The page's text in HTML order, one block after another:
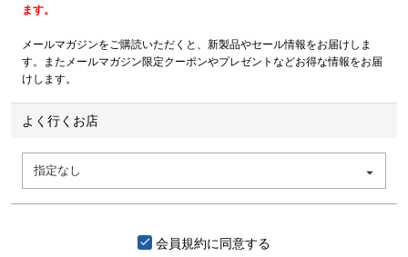
ます。
メールマガジンをご購読いただくと、新製品やセール情報をお届けしま
す。またメールマガジン限定クーポンやプレゼントなどお得な情報をお届
けします。
よく行くお店
会員規約に同意する